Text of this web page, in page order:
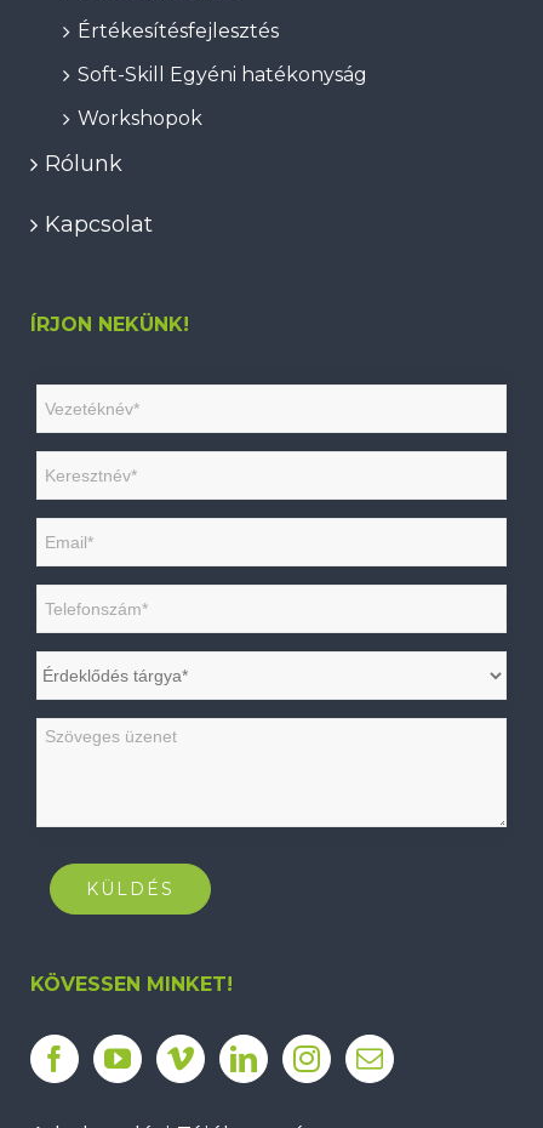
Értékesítésfejlesztés
Soft-Skill Egyéni hatékonyság
Workshopok
Rólunk
Kapcsolat
ÍRJON NEKÜNK!
KÖVESSEN MINKET!